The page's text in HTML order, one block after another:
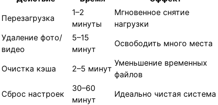
Перезагрузка
1–2
минуты
Мгновенное снятие
нагрузки
Удаление фото/
видео
5–15
минут
Освободить много места
Очистка кэша 2–5 минут
Уменьшение временных
файлов
Сброс настроек
30–60
минут
Идеально чистая система